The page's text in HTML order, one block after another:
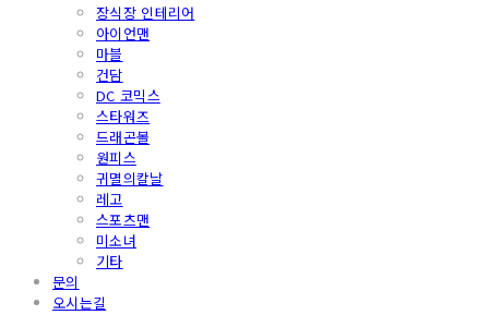
장식장 인테리어
아이언맨
마블
건담
DC 코믹스
스타워즈
드래곤볼
원피스
귀멸의칼날
레고
스포츠맨
미소녀
기타
문의
오시는길